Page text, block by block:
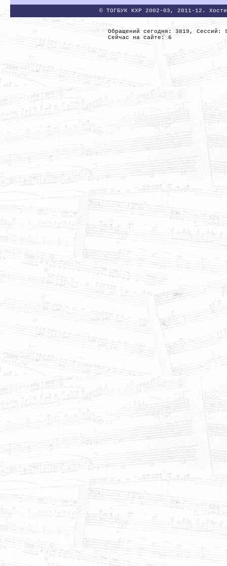
© ТОГБУК КХР 2002-03, 2011-12.
Обращений сегодня: 3819, Сессий:
Сейчас на сайте: 6